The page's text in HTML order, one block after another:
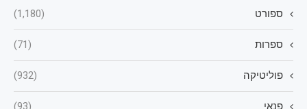
ספורט (1,180)
ספרות (71)
פוליטיקה (932)
פנאי (93)